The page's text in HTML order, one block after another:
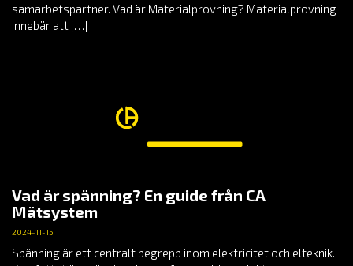
samarbetspartner. Vad är Materialprovning? Materialprovning
innebär att […]
Vad är spänning? En guide från CA
Mätsystem
2024-11-15
Spänning är ett centralt begrepp inom elektricitet och elteknik.